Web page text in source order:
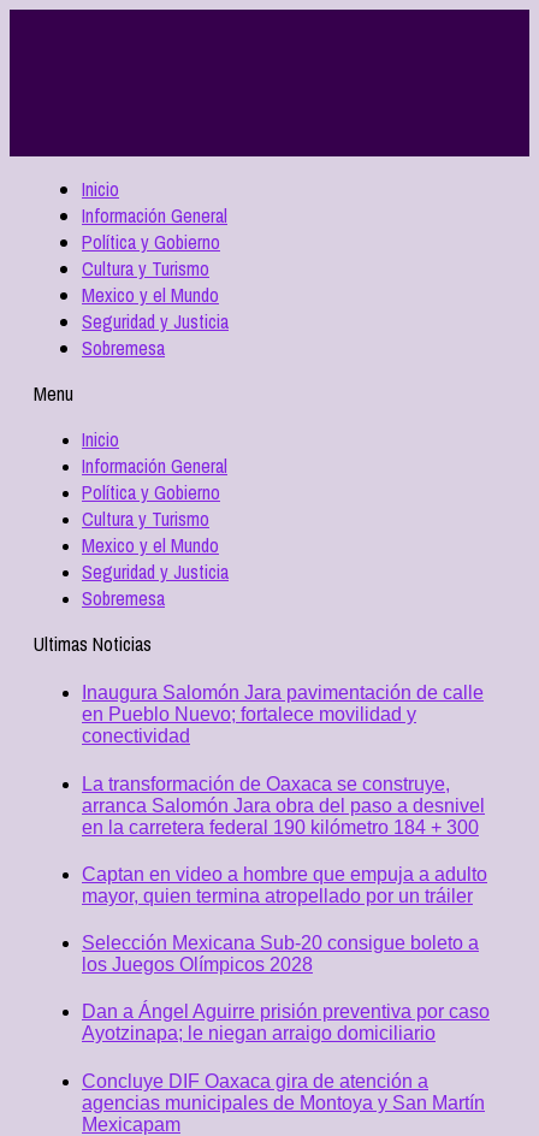
Inicio
Información General
Política y Gobierno
Cultura y Turismo
Mexico y el Mundo
Seguridad y Justicia
Sobremesa
Menu
Inicio
Información General
Política y Gobierno
Cultura y Turismo
Mexico y el Mundo
Seguridad y Justicia
Sobremesa
Ultimas Noticias
Inaugura Salomón Jara pavimentación de calle
en Pueblo Nuevo; fortalece movilidad y
conectividad
La transformación de Oaxaca se construye,
arranca Salomón Jara obra del paso a desnivel
en la carretera federal 190 kilómetro 184 + 300
Captan en video a hombre que empuja a adulto
mayor, quien termina atropellado por un tráiler
Selección Mexicana Sub-20 consigue boleto a
los Juegos Olímpicos 2028
Dan a Ángel Aguirre prisión preventiva por caso
Ayotzinapa; le niegan arraigo domiciliario
Concluye DIF Oaxaca gira de atención a
agencias municipales de Montoya y San Martín
Mexicapam